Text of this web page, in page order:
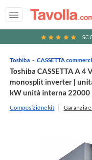
Toshiba CASSETTA
Toshiba CASSETTA A
monosplit inverter |
kW unità interna 22000
Composizione kit Garanzia